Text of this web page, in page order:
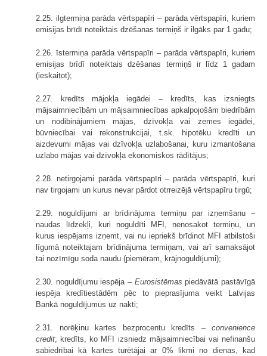
2.25. ilgtermiņa parāda vērtspapīri – parāda vērtspapīri, kuriem
emisijas brīdī noteiktais dzēšanas termiņš ir ilgāks par 1 gadu;
2.26. īstermiņa parāda vērtspapīri – parāda vērtspapīri, kuriem
emisijas brīdī noteiktais dzēšanas termiņš ir līdz 1 gadam
(ieskaitot);
2.27. kredīts mājokļa iegādei – kredīts, kas izsniegts
mājsaimniecībām un mājsaimniecības apkalpojošām biedrībām
un nodibinājumiem mājas, dzīvokļa vai zemes iegādei,
būvniecībai vai rekonstrukcijai, t.sk. hipotēku kredīti un
aizdevumi mājas vai dzīvokļa uzlabošanai, kuru izmantošana
uzlabo mājas vai dzīvokļa ekonomiskos rādītājus;
2.28. netirgojami parāda vērtspapīri – parāda vērtspapīri, kuri
nav tirgojami un kurus nevar pārdot otrreizējā vērtspapīru tirgū;
2.29. noguldījumi ar brīdinājuma termiņu par izņemšanu –
naudas līdzekļi, kuri noguldīti MFI, nenosakot termiņu, un
kurus iespējams izņemt, vai nu iepriekš brīdinot MFI atbilstoši
līgumā noteiktajam brīdinājuma termiņam, vai arī samaksājot
tai nozīmīgu soda naudu (piemēram, krājnoguldījumi);
2.30. noguldījumu iespēja – Eurosistēmas piedāvātā pastāvīgā
iespēja kredītiestādēm pēc to pieprasījuma veikt Latvijas
Bankā noguldījumus uz nakti;
2.31. norēķinu kartes bezprocentu kredīts – convenience
credit; kredīts, ko MFI izsniedz mājsaimniecībai vai nefinanšu
sabiedrībai kā kartes turētājai ar 0% likmi no dienas, kad